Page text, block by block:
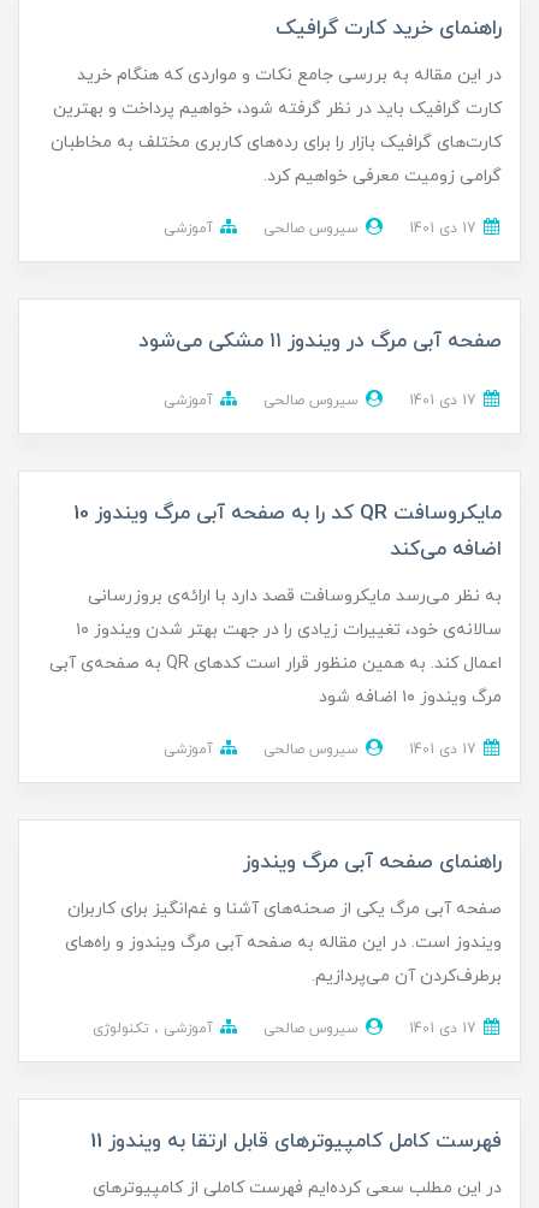
راهنمای خرید کارت گرافیک
در این مقاله به بررسی جامع نکات و مواردی که هنگام خرید
کارت گرافیک باید در نظر گرفته شود، خواهیم پرداخت و بهترین
کارت‌های گرافیک بازار را برای رده‌های کاربری مختلف به مخاطبان
گرامی زومیت معرفی خواهیم کرد.
سیروس صالحی آموزشی
صفحه آبی مرگ در ویندوز ۱۱ مشکی می‌شود
سیروس صالحی آموزشی
مایکروسافت QR کد را به صفحه آبی مرگ ویندوز 10
اضافه می‌کند
به نظر می‌رسد مایکروسافت قصد دارد با ارائه‌ی بروزرسانی
سالانه‌ی خود، تغییرات زیادی را در جهت بهتر شدن ویندوز ۱۰
اعمال کند. به همین منظور قرار است کدهای QR به صفحه‌ی آبی
مرگ ویندوز ۱۰ اضافه شود
سیروس صالحی آموزشی
راهنمای صفحه آبی مرگ ویندوز
صفحه آبی مرگ یکی از صحنه‌های آشنا و غم‌انگیز برای کاربران
ویندوز است. در این مقاله به صفحه آبی مرگ ویندوز و را‌ه‌های
برطرف‌کردن آن می‌پردازیم.
سیروس صالحی آموزشی تکنولوژی
فهرست کامل کامپیوترهای قابل ارتقا به ویندوز 11
در این مطلب سعی کرده‌ایم فهرست کاملی از کامپیوتر‌های